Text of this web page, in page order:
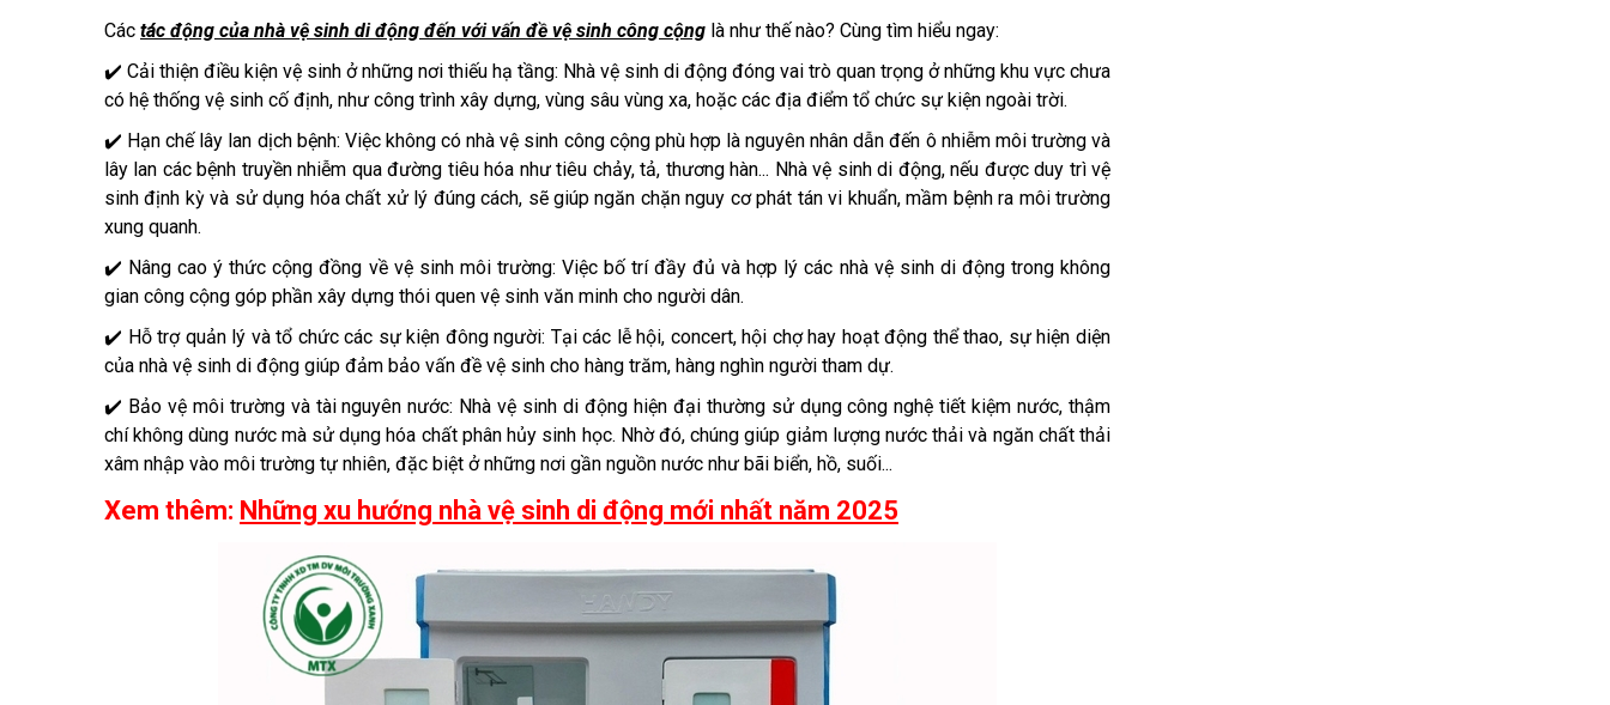
Các tác động của nhà vệ sinh di động đến với vấn đề vệ sinh công cộng là như thế nào? Cùng tìm hiểu ngay:
✔️ Cải thiện điều kiện vệ sinh ở những nơi thiếu hạ tầng: Nhà vệ sinh di động đóng vai trò quan trọng ở những khu vực chưa
có hệ thống vệ sinh cố định, như công trình xây dựng, vùng sâu vùng xa, hoặc các địa điểm tổ chức sự kiện ngoài trời.
✔️ Hạn chế lây lan dịch bệnh: Việc không có nhà vệ sinh công cộng phù hợp là nguyên nhân dẫn đến ô nhiễm môi trường và
lây lan các bệnh truyền nhiễm qua đường tiêu hóa như tiêu chảy, tả, thương hàn... Nhà vệ sinh di động, nếu được duy trì vệ
sinh định kỳ và sử dụng hóa chất xử lý đúng cách, sẽ giúp ngăn chặn nguy cơ phát tán vi khuẩn, mầm bệnh ra môi trường
xung quanh.
✔️ Nâng cao ý thức cộng đồng về vệ sinh môi trường: Việc bố trí đầy đủ và hợp lý các nhà vệ sinh di động trong không
gian công cộng góp phần xây dựng thói quen vệ sinh văn minh cho người dân.
✔️ Hỗ trợ quản lý và tổ chức các sự kiện đông người: Tại các lễ hội, concert, hội chợ hay hoạt động thể thao, sự hiện diện
của nhà vệ sinh di động giúp đảm bảo vấn đề vệ sinh cho hàng trăm, hàng nghìn người tham dự.
✔️ Bảo vệ môi trường và tài nguyên nước: Nhà vệ sinh di động hiện đại thường sử dụng công nghệ tiết kiệm nước, thậm
chí không dùng nước mà sử dụng hóa chất phân hủy sinh học. Nhờ đó, chúng giúp giảm lượng nước thải và ngăn chất thải
xâm nhập vào môi trường tự nhiên, đặc biệt ở những nơi gần nguồn nước như bãi biển, hồ, suối...
Xem thêm: Những xu hướng nhà vệ sinh di động mới nhất năm 2025